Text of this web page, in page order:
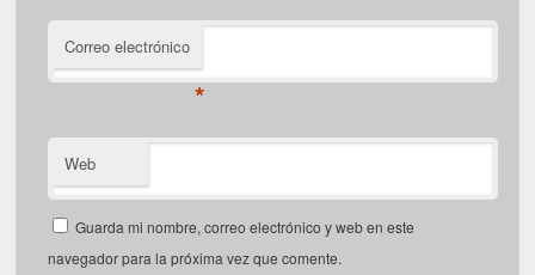
Correo electrónico
*
Web
Guarda mi nombre, correo electrónico y web en este
navegador para la próxima vez que comente.